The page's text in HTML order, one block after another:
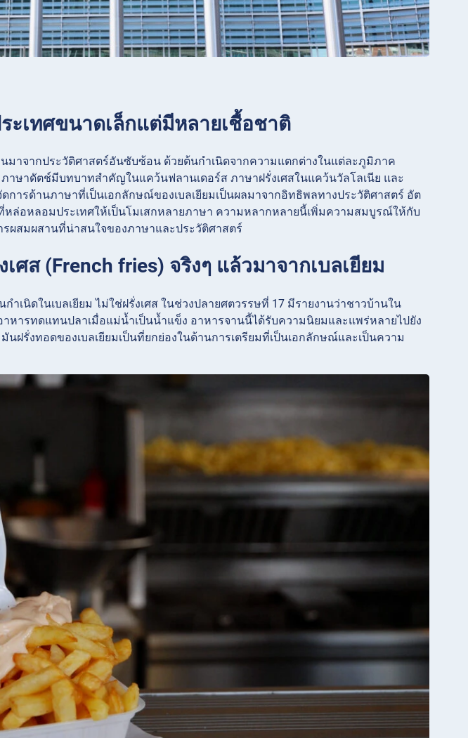
ะเทศขนาดเล็กแต่มีหลายเชื้อชาติ
มาจากประวัติศาสตร์อันซับซ้อน ด้วยต้นกำเนิดจากความแตกต่างในแต่ละภูมิภาค
ษาดัตช์มีบทบาทสำคัญในแคว้นฟลานเดอร์ส ภาษาฝรั่งเศสในแคว้นวัลโลเนีย และ
การด้านภาษาที่เป็นเอกลักษณ์ของเบลเยียมเป็นผลมาจากอิทธิพลทางประวัติศาสตร์ อัต
อหลอมประเทศให้เป็นโมเสกหลายภาษา ความหลากหลายนี้เพิ่มความสมบูรณ์ให้กับ
ผสมผสานที่น่าสนใจของภาษาและประวัติศาสตร์
ศส (French fries) จริงๆ แล้วมาจากเบลเยียม
เนิดในเบลเยียม ไม่ใช่ฝรั่งเศส ในช่วงปลายศตวรรษที่ 17 มีรายงานว่าชาวบ้านใน
าหารทดแทนปลาเมื่อแม่น้ำเป็นน้ำแข็ง อาหารจานนี้ได้รับความนิยมและแพร่หลายไปยัง
นฝรั่งทอดของเบลเยียมเป็นที่ยกย่องในด้านการเตรียมที่เป็นเอกลักษณ์และเป็นความ